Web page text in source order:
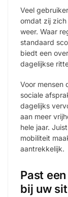
Veel
omdat zij zich
weer. Waar
standaard
biedt een
dagelijkse
Voor mensen
sociale
dagelijks
aan meer
hele jaar.
mobiliteit
aantrekkelijk.
Past
bij uw